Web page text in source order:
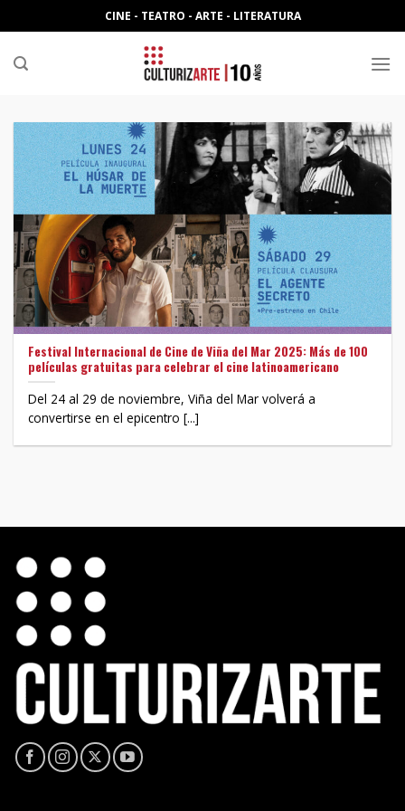
to
content
CINE - TEATRO - ARTE - LITERATURA
Festival Internacional de Cine de Viña del Mar 2025: Más de 100
películas gratuitas para celebrar el cine latinoamericano
Del 24 al 29 de noviembre, Viña del Mar volverá a
convertirse en el epicentro [...]